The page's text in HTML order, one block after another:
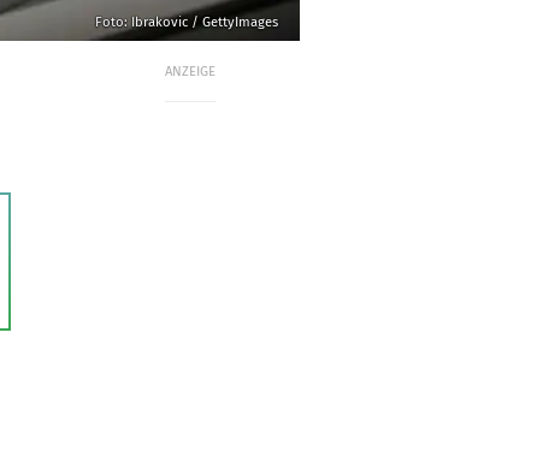
Foto: Ibrakovic / GettyImages
ANZEIGE